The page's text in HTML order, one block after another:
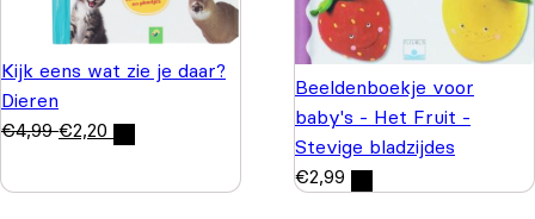
Kijk eens wat zie je daar?
Dieren
€4,99 €2,20
Beeldenboekje voor
baby's - Het Fruit -
Stevige bladzijdes
€2,99